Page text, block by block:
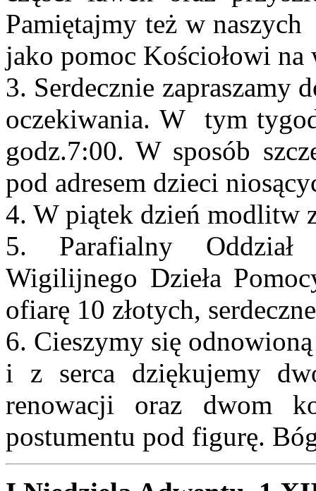
Pamiętajmy też w
jako pomoc Kościołowi na
3. Serdecznie zapraszamy
oczekiwania. W tym
godz.7:00. W sposób
pod adresem dzieci
4. W piątek dzień modlitw
5. Parafialny Oddział
Wigilijnego Dzieła
ofiarę 10 złotych,
6. Cieszymy się
i z serca dziękujemy
renowacji oraz dwom
postumentu pod figurę.